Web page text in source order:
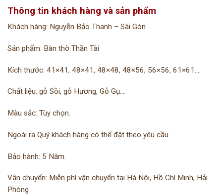
Thông tin khách hàng và sản phẩm
Khách hàng: Nguyễn Bảo Thanh – Sài Gòn
Sản phẩm: Bàn thờ Thần Tài
Kích thước: 41×41, 48×41, 48×48, 48×56, 56×56, 61×61….
Chất liệu: gỗ Sồi, gỗ Hương, Gỗ Gụ….
Màu sắc: Tùy chọn.
Ngoài ra Quý khách hàng có thể đặt theo yêu cầu.
Bảo hành: 5 Năm.
Vận chuyển: Miễn phí vận chuyển tại Hà Nội, Hồ Chí Minh, Hải
Phòng